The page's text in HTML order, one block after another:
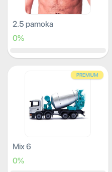
2.5 pamoka
0%
PREMIUM
Mix 6
0%